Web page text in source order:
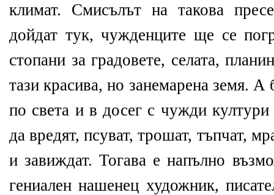
климат. Смисълът на такова
дойдат тук, чужденците ще се
стопани за градовете, селата,
тази красива, но занемарена земя. А
по света и в досег с чужди
да вредят, псуват, трошат, тъпчат,
и завиждат. Тогава е напълно
гениален нашенец художник,